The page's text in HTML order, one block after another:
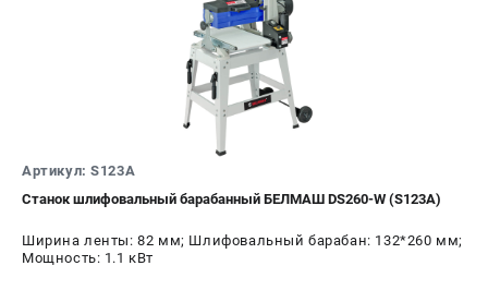
СЕРВИС
МАГАЗИНЫ
Артикул: S123A
Станок шлифовальный барабанный БЕЛМАШ DS260-W (S123A)
Ширина ленты: 82 мм; Шлифовальный барабан: 132*260 мм;
Мощность: 1.1 кВт